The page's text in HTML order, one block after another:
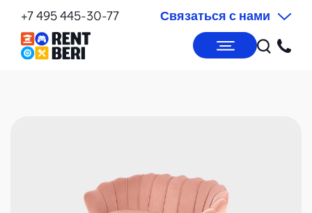
+7 495 445-30-77 Связаться с нами